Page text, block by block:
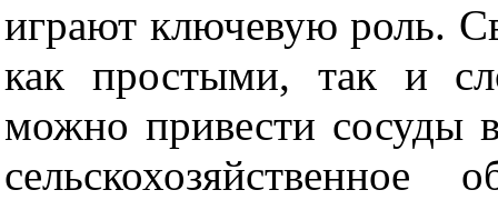
играют ключевую роль.
как простыми, так и
можно привести сосуды